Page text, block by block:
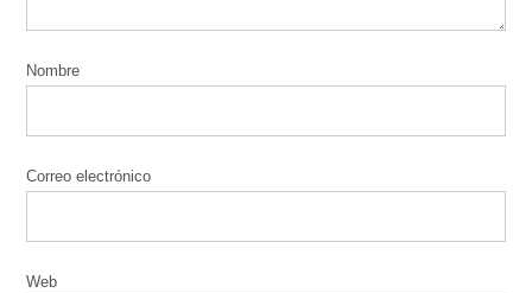
Nombre
Correo electrónico
Web